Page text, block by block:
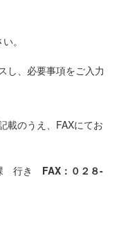
。
し、必要事項をご入力
載のうえ、FAXにてお
行き FAX ：０２８-